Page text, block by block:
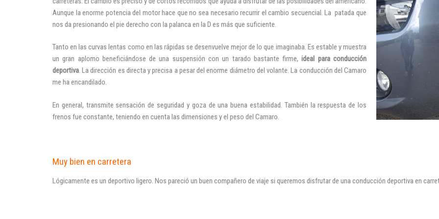
Aunque la enorme potencia del motor hace que no sea necesario recurrir el cambio secuencial. La patada que
nos da presionando el pie derecho con la palanca en la D es más que suficiente.
Tanto en las curvas lentas como en las rápidas se desenvuelve mejor de lo que imaginaba. Es estable y muestra
un gran aplomo beneficiándose de una suspensión con un tarado bastante firme,ideal para conducción
deportiva. La dirección es directa y precisa a pesar del enorme diámetro del volante. La conducción del Camaro
me ha encandilado.
En general, transmite sensación de seguridad y goza de una buena estabilidad. También la respuesta de los
frenos fue constante, teniendo en cuenta las dimensiones y el peso del Camaro.
Muy bien en carretera
Lógicamente es un deportivo ligero. Nos pareció un buen compañero de viaje si queremos disfrutar de una conducción deportiva en